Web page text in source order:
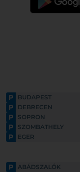
P BUDAPEST
P DEBRECEN
P SOPRON
P SZOMBATHELY
P EGER
P ABÁDSZALÓK